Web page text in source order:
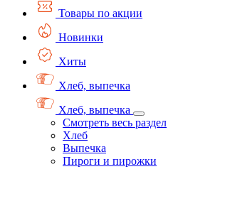
Товары по акции
Новинки
Хиты
Хлеб, выпечка
Хлеб, выпечка
Смотреть весь раздел
Хлеб
Выпечка
Пироги и пирожки